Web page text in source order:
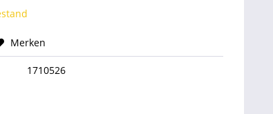
Merken
1710526